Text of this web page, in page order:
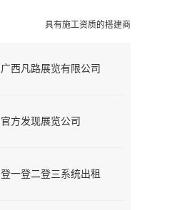
具有施工资质的搭建商
广西凡路展览有限公司
官方发现展览公司
登一登二登三系统出租